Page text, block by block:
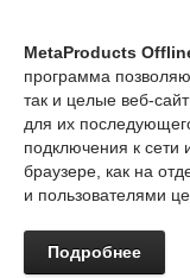
MetaProducts
программа
так и целые веб-
для их
подключения к сети
браузере, как на
и пользователями
Подробнее